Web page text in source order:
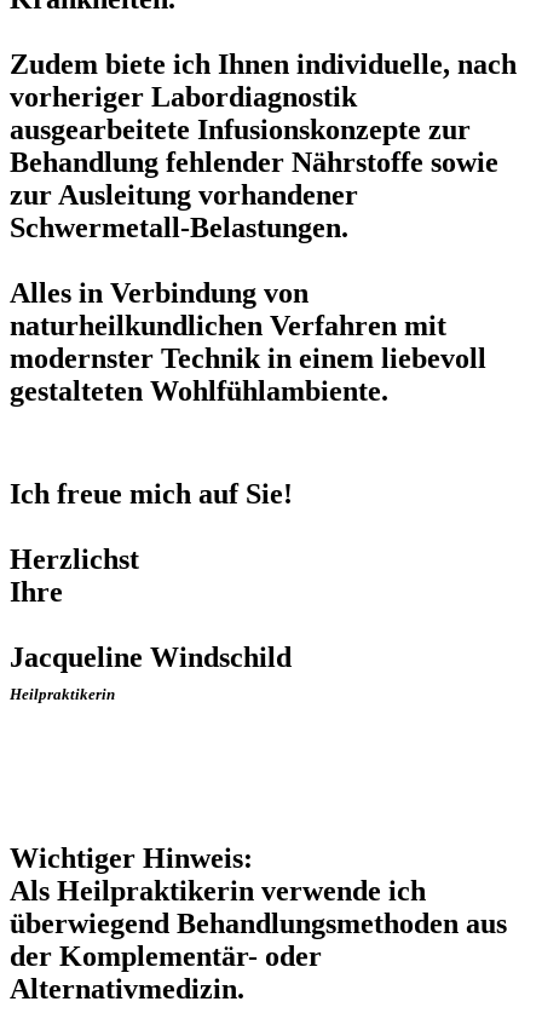
Zudem biete ich Ihnen individuelle, nach
vorheriger Labordiagnostik
ausgearbeitete Infusionskonzepte zur
Behandlung fehlender Nährstoffe sowie
zur Ausleitung vorhandener
Schwermetall-Belastungen.
Alles in Verbindung von
naturheilkundlichen Verfahren mit
modernster Technik in einem liebevoll
gestalteten Wohlfühlambiente.
Ich freue mich auf Sie!
Herzlichst
Ihre
Jacqueline Windschild
Heilpraktikerin
Wichtiger Hinweis:
Als Heilpraktikerin verwende ich
überwiegend Behandlungsmethoden aus
der Komplementär- oder
Alternativmedizin.